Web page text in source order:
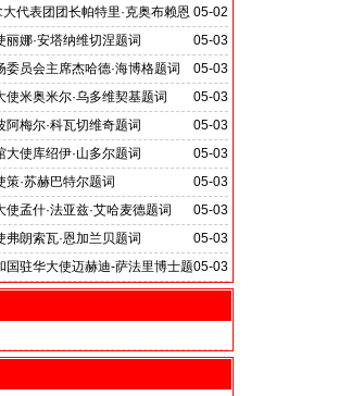
05-02
代表团团长帕特里·克奥布赖恩
05-03
丽娜·安塔纳维切涅题词
05-03
委员会主席杰哈德·海博格题词
05-03
使米奥米尔·乌多维契基题词
05-03
阿梅尔·科瓦切维奇题词
05-03
大使库绍伊·山多尔题词
05-03
策·苏赫巴特尔题词
05-03
孟什·法亚兹·艾哈麦德题词
05-03
弗朗索瓦·恩加兰贝题词
05-03
国驻华大使迈赫迪-萨法里博士题